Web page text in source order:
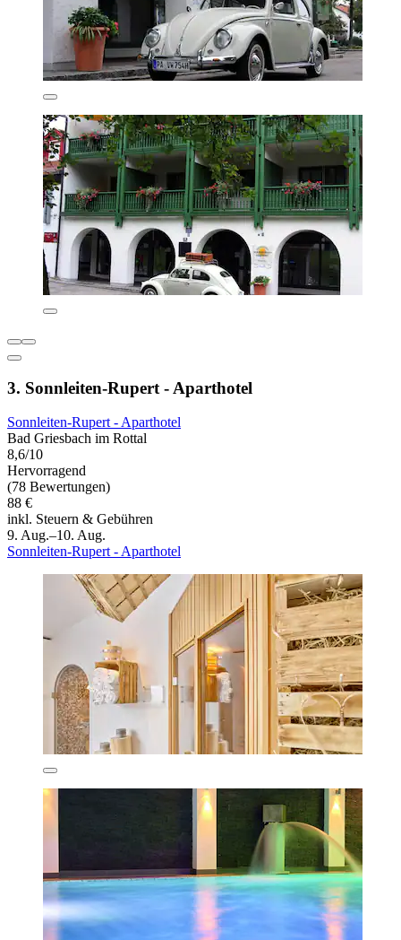
3. Sonnleiten-Rupert - Aparthotel
Sonnleiten-Rupert - Aparthotel
Bad Griesbach im Rottal
8,6/10
Hervorragend
(78 Bewertungen)
88 €
inkl. Steuern & Gebühren
9. Aug.–10. Aug.
Sonnleiten-Rupert - Aparthotel